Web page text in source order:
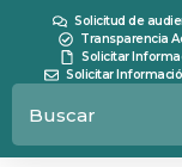
Solicitud de
Transparencia
Solicitar
Solicitar